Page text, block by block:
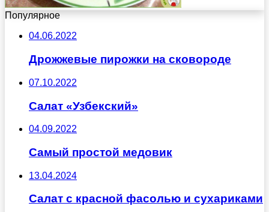
Популярное
04.06.2022
Дрожжевые пирожки на сковороде
07.10.2022
Салат «Узбекский»
04.09.2022
Самый простой медовик
13.04.2024
Салат с красной фасолью и сухариками